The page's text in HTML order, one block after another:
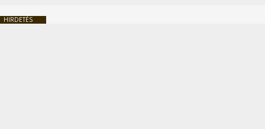
HIRDETÉS